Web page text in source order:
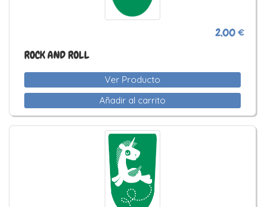
2,00 €
ROCK AND ROLL
Ver Producto
Añadir al carrito